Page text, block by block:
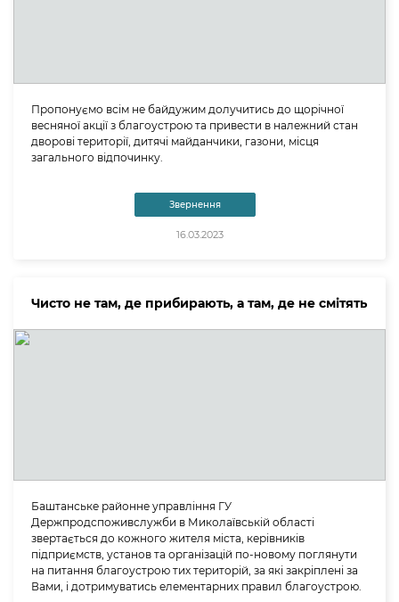
Пропонуємо всім не байдужим долучитись до щорічної
весняної акції з благоустрою та привести в належний стан
дворові території, дитячі майданчики, газони, місця
загального відпочинку.
Звернення
16.03.2023
Чисто не там, де прибирають, а там, де не смітять
Баштанське районне управління ГУ
Держпродспоживслужби в Миколаївській області
звертається до кожного жителя міста, керівників
підприємств, установ та організацій по-новому поглянути
на питання благоустрою тих територій, за які закріплені за
Вами, і дотримуватись елементарних правил благоустрою.